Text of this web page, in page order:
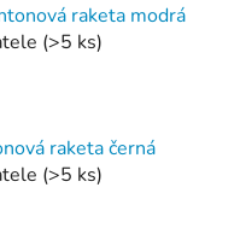
raketa modrá
(>5 ks)
raketa černá
(>5 ks)